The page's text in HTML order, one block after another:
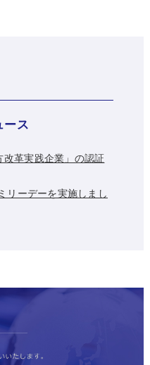
ース
革実践企業」の認証
リーデーを実施しまし